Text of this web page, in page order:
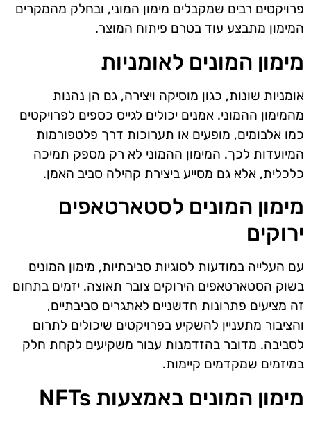
פרויקטים רבים שמקבלים מימון המוני, ובחלק מהמקרים
המימון מתבצע עוד בטרם פיתוח המוצר.
מימון המונים לאומניות
אומניות שונות, כגון מוסיקה ויצירה, גם הן נהנות
מהמימון ההמוני. אמנים יכולים לגייס כספים לפרויקטים
כמו אלבומים, מופעים או תערוכות דרך פלטפורמות
המיועדות לכך. המימון ההמוני לא רק מספק תמיכה
כלכלית, אלא גם מסייע ביצירת קהילה סביב האמן.
מימון המונים לסטארטאפים
ירוקים
עם העלייה במודעות לסוגיות סביבתיות, מימון המונים
בשוק הסטארטאפים הירוקים צובר תאוצה. יזמים בתחום
זה מציעים פתרונות חדשניים לאתגרים סביבתיים,
והציבור מתעניין להשקיע בפרויקטים שיכולים לתרום
לסביבה. מדובר בהזדמנות עבור משקיעים לקחת חלק
במיזמים שמקדמים קיימות.
מימון המונים באמצעות NFTs